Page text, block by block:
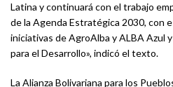
Latina y continuará con el trabajo
de la Agenda Estratégica 2030, con
iniciativas de AgroAlba y ALBA Azul
para el Desarrollo», indicó el texto.
La Alianza Bolivariana para los